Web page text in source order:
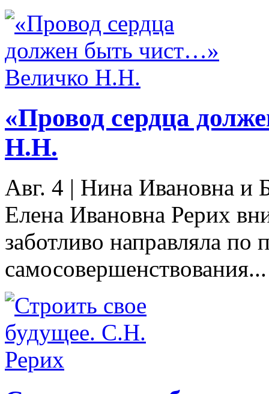
«Провод сердца
Н.Н.
Авг. 4 | Нина Ивановна и
Елена Ивановна Рерих
заботливо направляла по
самосовершенствования...